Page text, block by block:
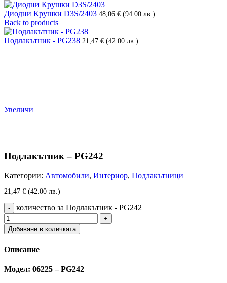
Диодни Крушки D3S/2403 48,06 € (94.00 лв.)
Back to products
Подлакътник - PG238 21,47 € (42.00 лв.)
Увеличи
Подлакътник – PG242
Категории: Автомобили, Интериор, Подлакътници
21,47 € (42.00 лв.)
количество за Подлакътник - PG242
Добавяне в количката
Описание
Модел: 06225 – PG242